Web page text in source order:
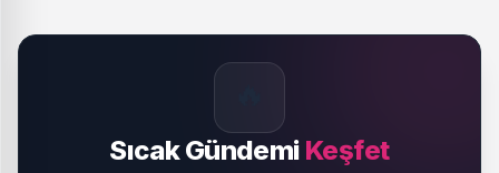
Sıcak Gündemi Keşfet